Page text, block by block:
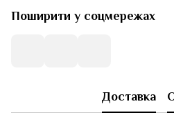
Поширити у соцмережах
Доставка